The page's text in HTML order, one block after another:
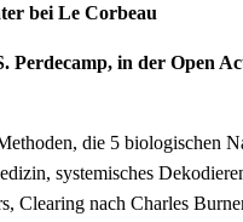
bei Le Corbeau
Perdecamp, in der Open
die 5 biologischen
systemisches
Clearing nach Charles